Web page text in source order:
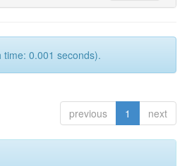
0.001 seconds).
previous 1 next